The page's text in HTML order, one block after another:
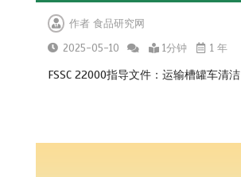
作者食品研究网
2025-05-10
1分钟 1 年
FSSC 22000指导文件：运输槽罐车清洁